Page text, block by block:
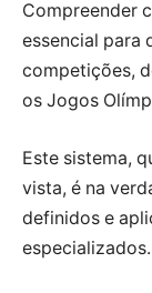
Compreender
essencial para
competições,
os Jogos
Este sistema,
vista, é na
definidos e
especializados.